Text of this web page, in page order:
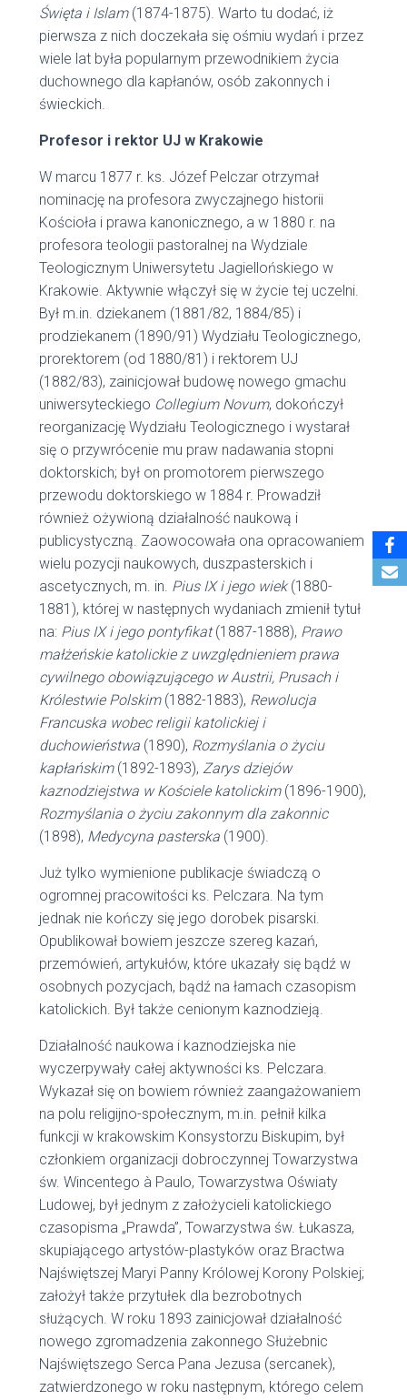
Święta i Islam(1874-1875). Warto tu dodać, iż
pierwsza z nich doczekała się ośmiu wydań i przez
wiele lat była popularnym przewodnikiem życia
duchownego dla kapłanów, osób zakonnych i
świeckich.
Profesor i rektor UJ w Krakowie
W marcu 1877 r. ks. Józef Pelczar otrzymał
nominację na profesora zwyczajnego historii
Kościoła i prawa kanonicznego, a w 1880 r. na
profesora teologii pastoralnej na Wydziale
Teologicznym Uniwersytetu Jagiellońskiego w
Krakowie. Aktywnie włączył się w życie tej uczelni.
Był m.in. dziekanem (1881/82, 1884/85) i
prodziekanem (1890/91) Wydziału Teologicznego,
prorektorem (od 1880/81) i rektorem UJ
(1882/83), zainicjował budowę nowego gmachu
uniwersyteckiego Collegium Novum, dokończył
reorganizację Wydziału Teologicznego i wystarał
się o przywrócenie mu praw nadawania stopni
doktorskich; był on promotorem pierwszego
przewodu doktorskiego w 1884 r. Prowadził
również ożywioną działalność naukową i
publicystyczną. Zaowocowała ona opracowaniem
wielu pozycji naukowych, duszpasterskich i
ascetycznych, m. in. Pius IX i jego wiek(1880-
1881), której w następnych wydaniach zmienił tytuł
na: Pius IX i jego pontyfikat(1887-1888), Prawo
małżeńskie katolickie z uwzględnieniem prawa
cywilnego obowiązującego w Austrii, Prusach i
Królestwie Polskim (1882-1883), Rewolucja
Francuska wobec religii katolickiej i
duchowieństwa (1890), Rozmyślania o życiu
kapłańskim(1892-1893), Zarys dziejów
kaznodziejstwa w Kościele katolickim (1896-1900),
Rozmyślania o życiu zakonnym dla zakonnic
(1898), Medycyna pasterska (1900).
Już tylko wymienione publikacje świadczą o
ogromnej pracowitości ks. Pelczara. Na tym
jednak nie kończy się jego dorobek pisarski.
Opublikował bowiem jeszcze szereg kazań,
przemówień, artykułów, które ukazały się bądź w
osobnych pozycjach, bądź na łamach czasopism
katolickich. Był także cenionym kaznodzieją.
Działalność naukowa i kaznodziejska nie
wyczerpywały całej aktywności ks. Pelczara.
Wykazał się on bowiem również zaangażowaniem
na polu religijno-społecznym, m.in. pełnił kilka
funkcji w krakowskim Konsystorzu Biskupim, był
członkiem organizacji dobroczynnej Towarzystwa
św. Wincentego à Paulo, Towarzystwa Oświaty
Ludowej, był jednym z założycieli katolickiego
czasopisma „Prawda”, Towarzystwa św. Łukasza,
skupiającego artystów-plastyków oraz Bractwa
Najświętszej Maryi Panny Królowej Korony Polskiej;
założył także przytułek dla bezrobotnych
służących. W roku 1893 zainicjował działalność
nowego zgromadzenia zakonnego Służebnic
Najświętszego Serca Pana Jezusa (sercanek),
zatwierdzonego w roku następnym, którego celem